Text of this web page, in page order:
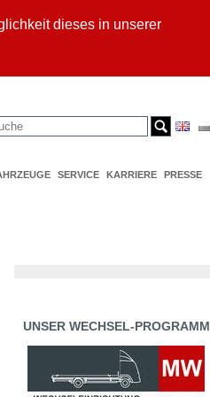
dieses in unserer
SERVICE KARRIERE PRESSE
UNSER WECHSEL-PROGRAMM